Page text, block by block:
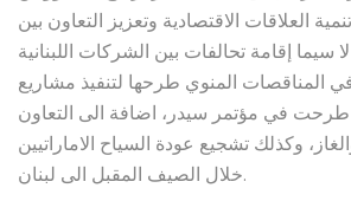
العلاقات الاقتصادية وتعزيز التعاون بين
سيما إقامة تحالفات بين الشركات اللبنانية
في المناقصات المنوي طرحها لتنفيذ مشاريع
طرحت في مؤتمر سيدر، اضافة الى التعاون
وكذلك تشجيع عودة السياح الاماراتيين
خلال الصيف المقبل الى لبنان.